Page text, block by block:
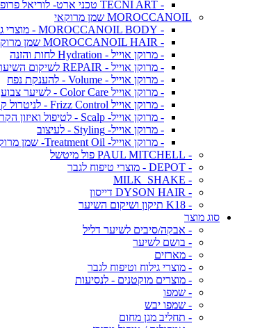
- TECNI ART טכני ארט- לוריאל פרופסיונל
MOROCCANOIL שמן מרוקאי
- MOROCCANOIL BODY - מוצרי גוף
- MOROCCANOIL HAIR שמן מרוקאי- מוצרי שיער
- מרוקן אוייל - Hydration לחות והזנה
- מרוקן אוייל - REPAIR לשיקום השיער
- מרוקן אוייל - Volume - להענקת נפח
- מרוקן אוייל Color Care - לשיער צבוע
- מרוקן אוייל Frizz Control - לניטרול קרזול
- מרוקן אוייל- Scalp - לטיפול ואיזון הקרקפת
- מרוקן אוייל- Styling - לעיצוב
- מרוקן אוייל- Treatment Oil- שמן מרוקאי טיפולי
- PAUL MITCHELL פול מיטשל
- DEPOT - מוצרי טיפוח לגבר
- MILK_SHAKE
- DYSON HAIR דייסון
- K18 תיקון ושיקום השיער
סוג מוצר
- אבקה/סיבים לשיער דליל
- בושם לשיער
- מארזים
- מוצרי גילוח וטיפוח לגבר
- מוצרים מוקטנים - לנסיעות
- שמפו
- שמפו יבש
- תחליב מגן מחום